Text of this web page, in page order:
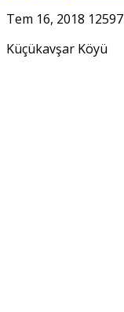
Tem 16, 2018 12597
Küçükavşar Köyü